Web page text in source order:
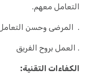
التعامل معهم.
. المرضى وحسن
. العمل بروح الفريق
الكفاءات التقنية: